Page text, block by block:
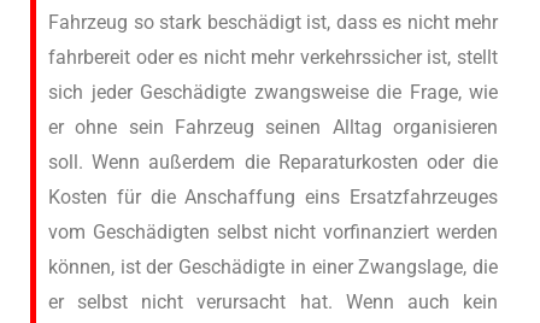
Fahrzeug so stark beschädigt ist, dass es nicht mehr
fahrbereit oder es nicht mehr verkehrssicher ist, stellt
sich jeder Geschädigte zwangsweise die Frage, wie
er ohne sein Fahrzeug seinen Alltag organisieren
soll. Wenn außerdem die Reparaturkosten oder die
Kosten für die Anschaffung eins Ersatzfahrzeuges
vom Geschädigten selbst nicht vorfinanziert werden
können, ist der Geschädigte in einer Zwangslage, die
er selbst nicht verursacht hat. Wenn auch kein